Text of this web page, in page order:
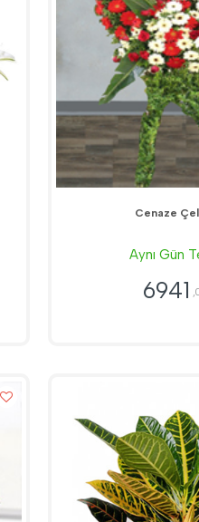
Cenaze
Aynı Gün
6941